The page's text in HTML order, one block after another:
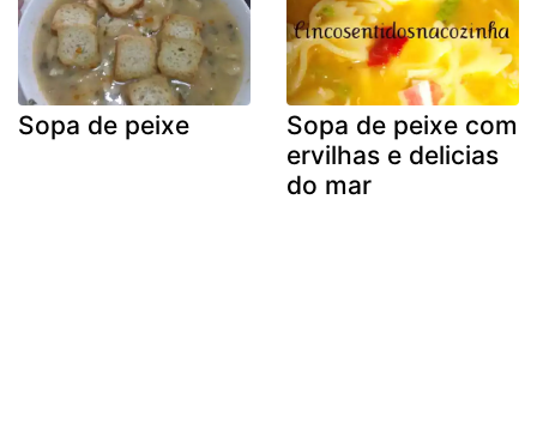
Sopa de peixe
Sopa de peixe com
ervilhas e delicias
do mar